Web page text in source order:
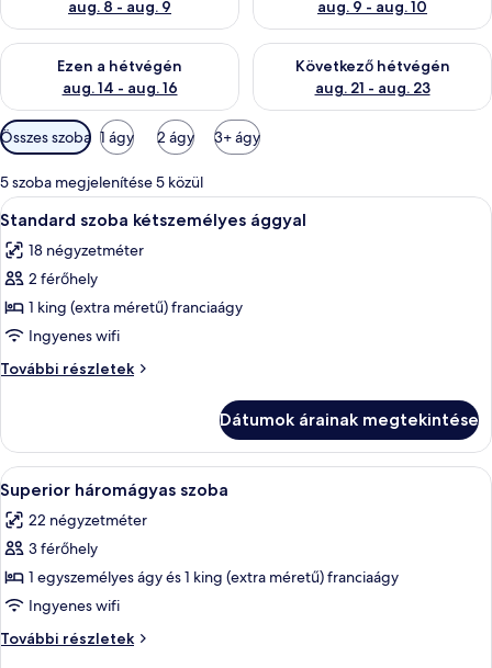
aug. 8 - aug. 9
aug. 9 - aug. 10
Ezen a hétvégén
aug. 14 - aug. 16
A mostani hétvégi rendelkezésre állás ellenőrzése: aug. 14 -
Következő hétvégén
aug. 21 - aug. 23
A következő hétvégi
Szobákhoz
rendelkezésre
álló
szűrők
Összes szoba 1 ágy 2 ágy 3+ ágy
5 szoba megjelenítése 5 közül
A
következő
szoba
összes
képének
megtekintése:
Standard
szoba
ággyal
Egy hálószoba, melyben a
14
Standard szoba kétszemélyes ággyal
18 négyzetméter
2 férőhely
1 king (extra méretű) franciaágy
Ingyenes wifi
További részletek
Standard
további
részletei
Dátumok árainak megtekintése
A
következő
szoba
összes
képének
megtekintése:
Superior
háromágyas
Egy hálószoba, amelyben található
20
Superior háromágyas szoba
22 négyzetméter
3 férőhely
1 egyszemélyes ágy és 1 king (extra méretű) franciaágy
Ingyenes wifi
További részletek
Superior